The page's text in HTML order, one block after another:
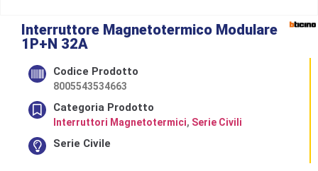
Interruttore Magnetotermico Modulare
1P+N 32A
Codice Prodotto
8005543534663
Categoria Prodotto
Interruttori Magnetotermici, Serie Civili
Serie Civile